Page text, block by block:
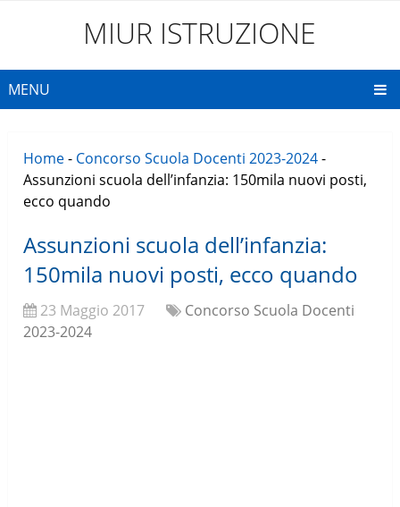
MIUR ISTRUZIONE
MENU
Home- Concorso Scuola Docenti 2023-2024-
Assunzioni scuola dell’infanzia: 150mila nuovi posti,
ecco quando
Assunzioni scuola dell’infanzia:
150mila nuovi posti, ecco quando
23 Maggio 2017
Concorso Scuola Docenti
2023-2024